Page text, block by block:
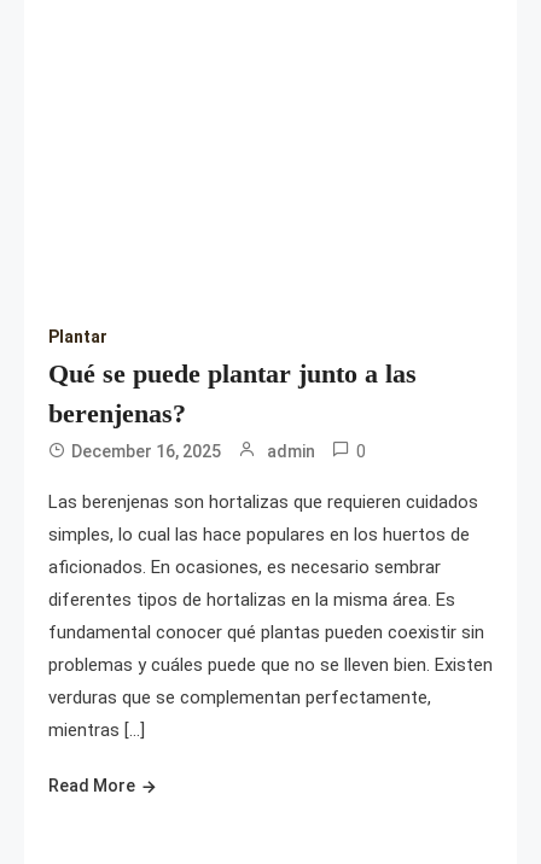
Plantar
Qué se puede plantar junto a las
berenjenas?
December 16, 2025 admin 0
Las berenjenas son hortalizas que requieren cuidados
simples, lo cual las hace populares en los huertos de
aficionados. En ocasiones, es necesario sembrar
diferentes tipos de hortalizas en la misma área. Es
fundamental conocer qué plantas pueden coexistir sin
problemas y cuáles puede que no se lleven bien. Existen
verduras que se complementan perfectamente,
mientras […]
Read More